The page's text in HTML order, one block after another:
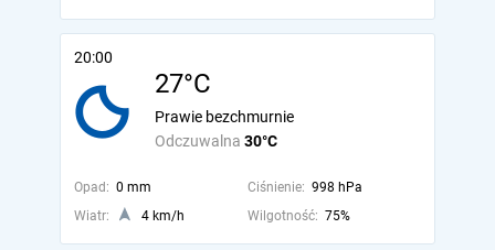
20:00
27°C
Odczuwalna 30°C
Prawie bezchmurnie
Opad: 0 mm Ciśnienie: 998 hPa
Wiatr:
4 km/h Wilgotność: 75%